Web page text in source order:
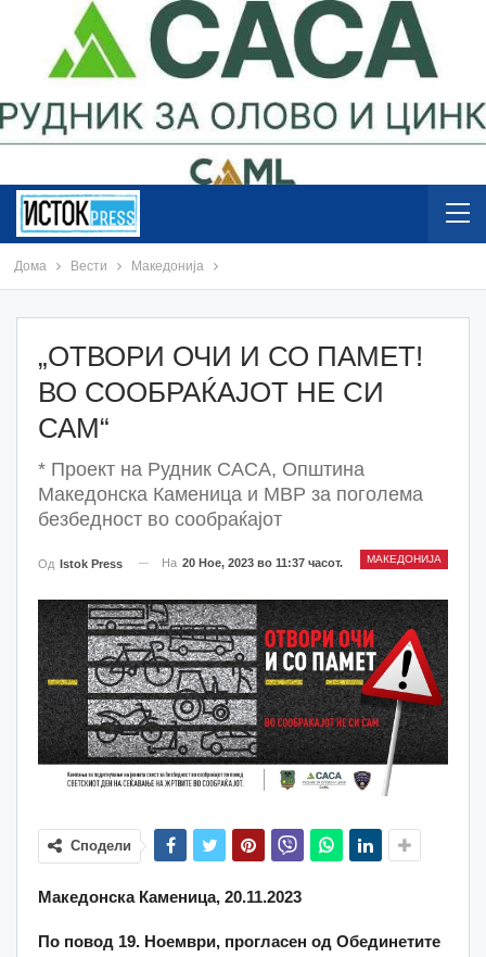
Дома Вести Македонија
„ОТВОРИ ОЧИ И СО ПАМЕТ!
ВО СООБРАЌАЈОТ НЕ СИ
САМ“
* Проект на Рудник САСА, Општина
Македонска Каменица и МВР за поголема
безбедност во сообраќајот
МАКЕДОНИЈА
Од Istok Press На 20 Ное, 2023 во 11:37 часот.
Сподели
Македонска Каменица, 20.11.2023
По повод 19. Ноември, прогласен од Обединетите